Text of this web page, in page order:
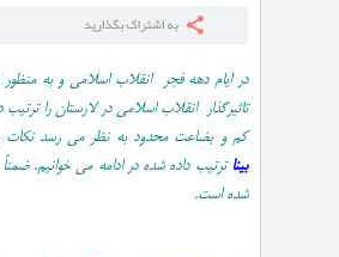
در ایام دهه فجر انقلاب اسلامی و به
تاثیرگذار انقلاب اسلامی در لارستان را
کم و بضاعت محدود به نظر می رسد نکات و
بینا ترتیب داده شده در ادامه می خوانیم.
شده است.